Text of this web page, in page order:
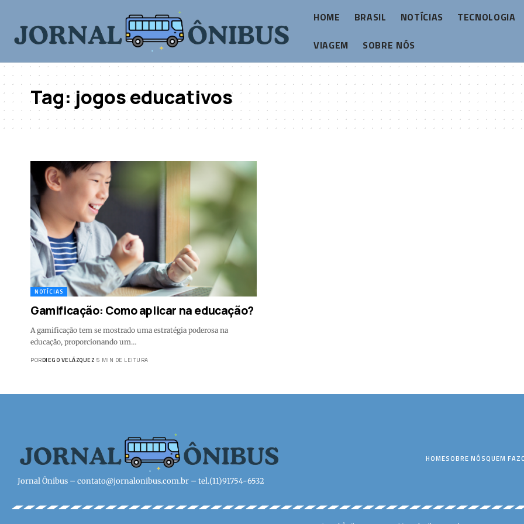
HOME BRASIL NOTÍCIAS
TECNOLOGIA
VIAGEM
SOBRE NÓS
Tag:jogos educativos
NOTÍCIAS
Gamificação: Como aplicar na educação?
A gamificação tem se mostrado uma estratégia poderosa na
educação, proporcionando um…
PORDIEGO VELÁZQUEZ 5 MIN DE LEITURA
Jornal Ônibus – contato@jornalonibus.com.br – tel.(11)91754-6532
HOMESOBRE NÓSQUEM FAZ